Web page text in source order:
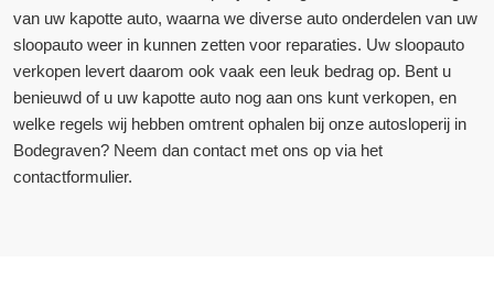
van uw kapotte auto, waarna we diverse auto onderdelen van uw
sloopauto weer in kunnen zetten voor reparaties. Uw sloopauto
verkopen levert daarom ook vaak een leuk bedrag op. Bent u
benieuwd of u uw kapotte auto nog aan ons kunt verkopen, en
welke regels wij hebben omtrent ophalen bij onze autosloperij in
Bodegraven? Neem dan contact met ons op via het
contactformulier.